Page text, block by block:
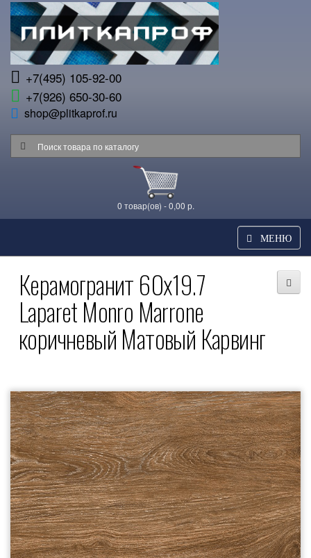
+7(495) 105-92-00
+7(926) 650-30-60
shop@plitkaprof.ru
0 товар(ов) - 0,00 р.
МЕНЮ
Керамогранит 60x19.7
Laparet Monro Marrone
коричневый Mатовый Карвинг